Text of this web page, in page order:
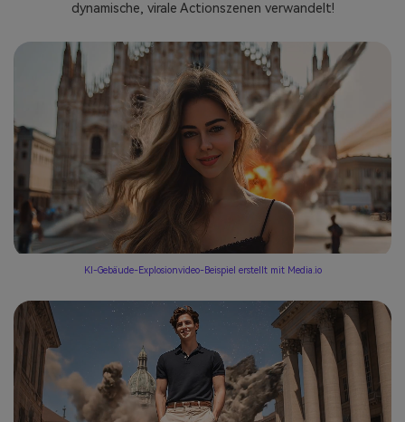
dynamische, virale Actionszenen verwandelt!
KI-Gebäude-Explosionvideo-Beispiel erstellt mit Media.io